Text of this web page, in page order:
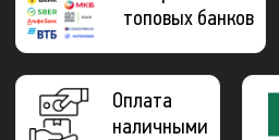
топовых банков
Оплата
наличными